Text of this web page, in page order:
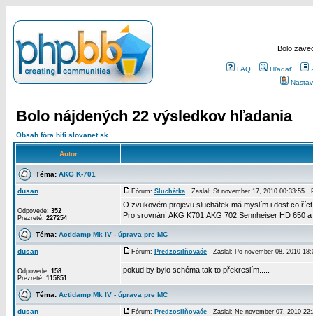
Bolo
FAQ Hľadať
Bolo nájdených 22 výsledkov hľadania
Obsah fóra hifi.slovanet.sk
Autor
Téma: AKG K-701
dusan
Odpovede: 352
Prezreté: 227254
Fórum: Sluchátka Zaslal: St november 17, 2010 00:33:55
O zvukovém projevu sluchátek má myslím i dost co
Pro srovnání AKG K701,AKG 702,Sennheiser HD 650
Téma: Actidamp Mk IV - úprava pre MC
dusan
Odpovede: 158
Prezreté: 115851
Fórum: Predzosilňovače Zaslal: Po november 08, 2010
pokud by bylo schéma tak to překreslím.....
Téma: Actidamp Mk IV - úprava pre MC
dusan Fórum: Predzosilňovače Zaslal: Ne november 07, 2010